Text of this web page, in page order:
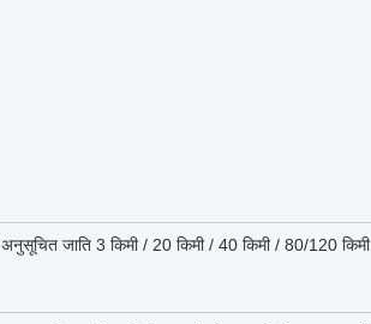
जाति 3 किमी / 20 किमी / 40 किमी / 80/120 किमी